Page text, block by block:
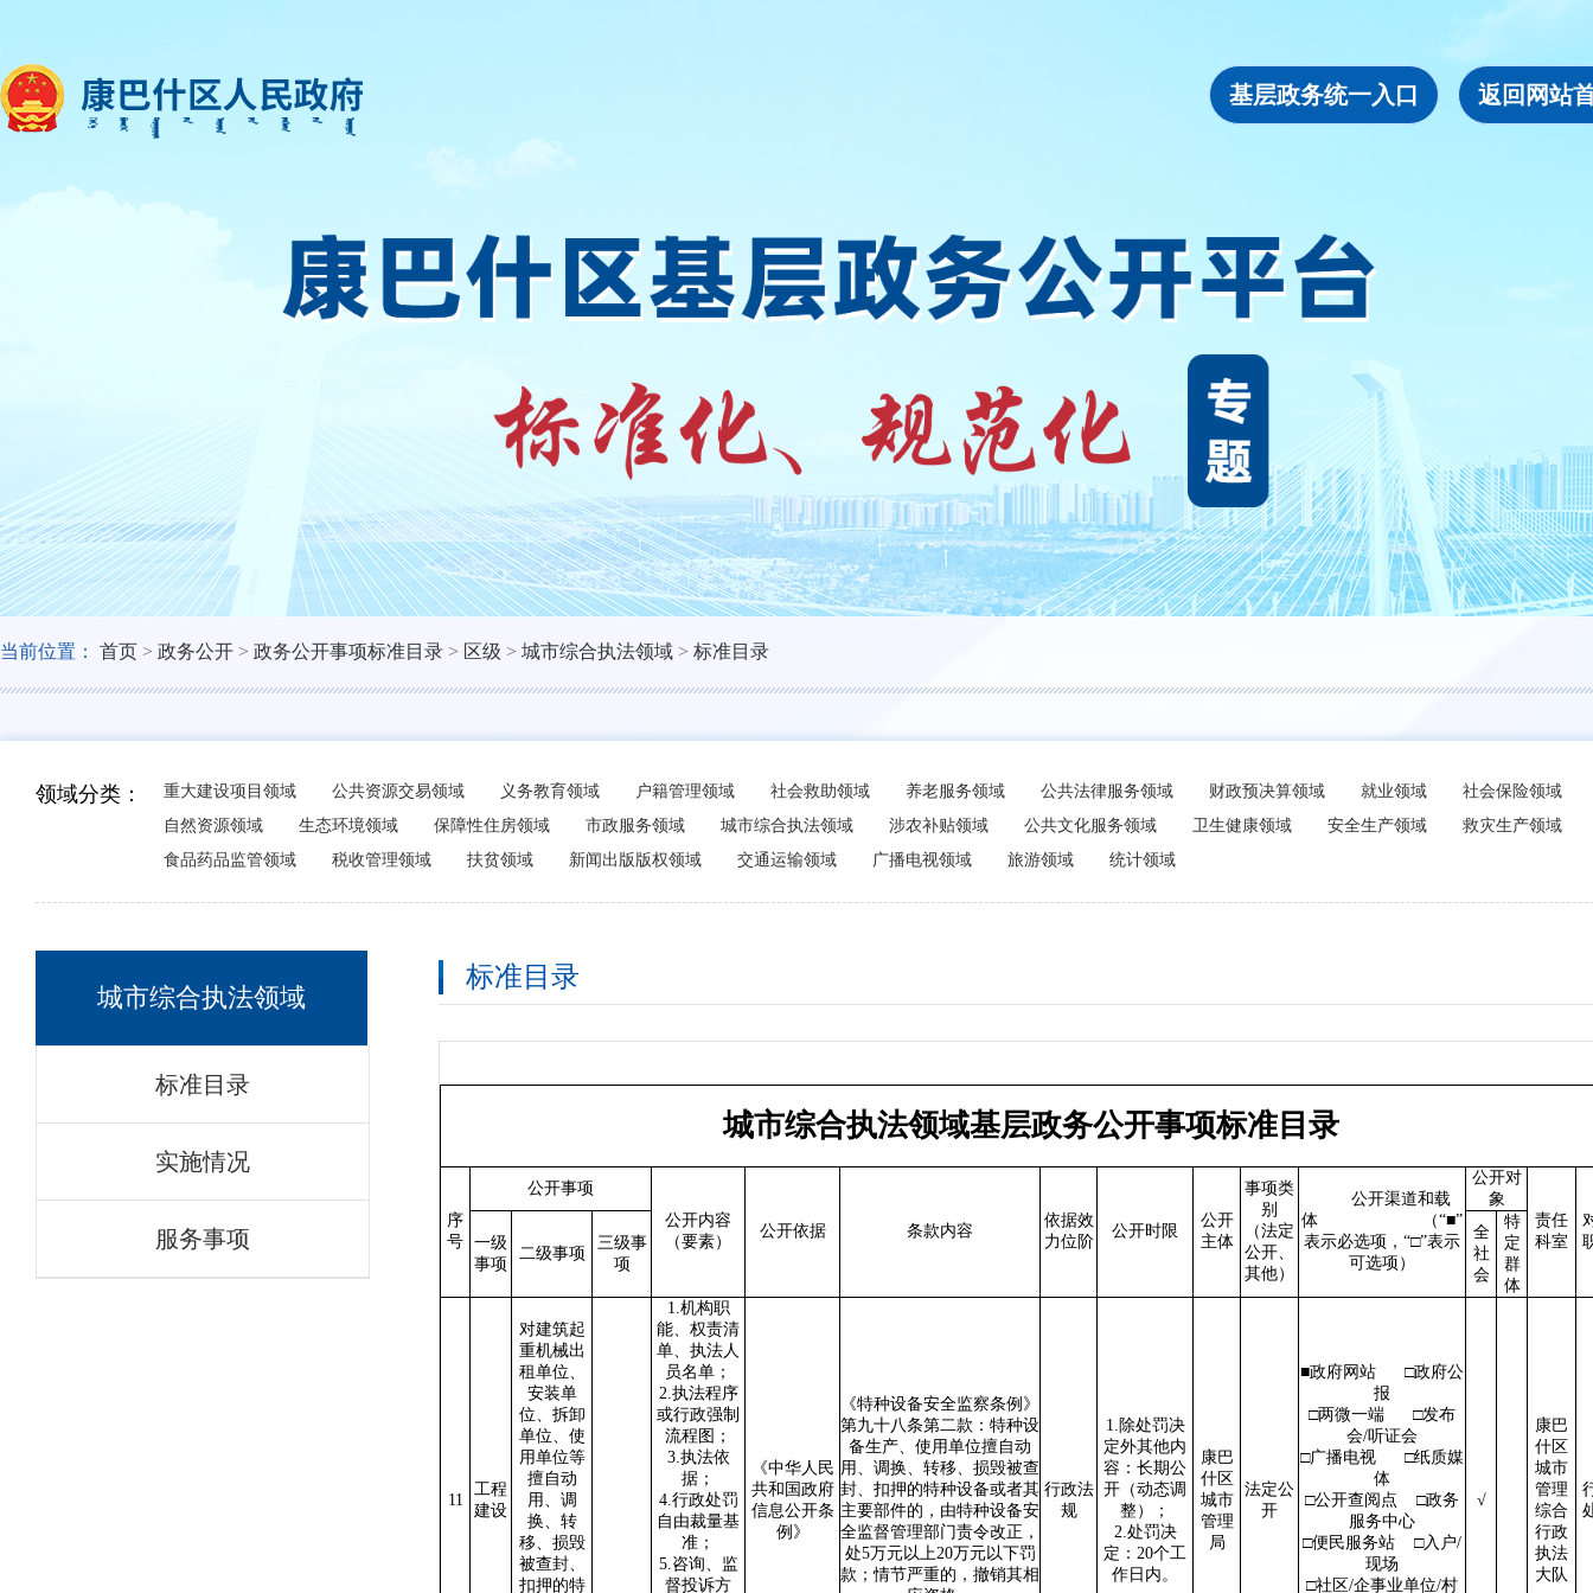
返回网站
基层政务统一入口
当前位置： 首页 > 政务公开 > 政务公开事项标准目录 > 区级 > 城市综合执法领域 > 标准目录
领域分类： 重大建设项目领域 公共资源交易领域 义务教育领域 户籍管理领域 社会救助领域 养老服务领域 公共法律服务领域 财政预决算领域 就业领域
社会保险领域
自然资源领域
生态环境领域 保障性住房领域 市政服务领域 城市综合执法领域 涉农补贴领域 公共文化服务领域 卫生健康领域 安全生产领域
救灾生产领域
食品药品监管领域
税收管理领域 扶贫领域 新闻出版版权领域 交通运输领域 广播电视领域 旅游领域 统计领域
城市综合执法领域
标准目录
实施情况
服务事项
标准目录
城市综合执法领域基层政务公开事项标准目录
序
号
公开事项
公开内容
（要素）
公开依据 条款内容
依据效
力位阶
公开时限
公开
主体
事项类
别
（法定
公开、
其他）
公开渠道和载
体
（“■”
表示必选项，“□”表示
可选项）
公开对
象
责任
科室
一级
事项
二级事项
三级事
项
全
社
会
特
定
群
体
11
工程
建设
对建筑起
重机械出
租单位、
安装单
位、拆卸
单位、使
用单位等
擅自动
用、调
换、转
移、损毁
被查封、
扣押的特
1.机构职
能、权责清
单、执法人
员名单；
2.执法程序
或行政强制
流程图；
3.执法依
据；
4.行政处罚
自由裁量基
准；
5.咨询、监
督投诉方
《中华人民
共和国政府
信息公开条
例》
《特种设备安全监察条例》
第九十八条第二款：特种设
备生产、使用单位擅自动
用、调换、转移、损毁被查
封、扣押的特种设备或者其
主要部件的，由特种设备安
全监督管理部门责令改正，
处5万元以上20万元以下罚
款；情节严重的，撤销其相
行政法
规
1.除处罚决
定外其他内
容：长期公
开（动态调
整）；
2.处罚决
定：20个工
作日内。
康巴
什区
城市
管理
局
法定公
开
■政府网站
□政府公
报
□两微一端
□发布
会/听证会
□广播电视
□纸质媒
体
□公开查阅点
□政务
服务中心
□便民服务站
□入户/
现场
□社区/企事业单位/村
√
康巴
什区
城市
管理
综合
行政
执法
大队